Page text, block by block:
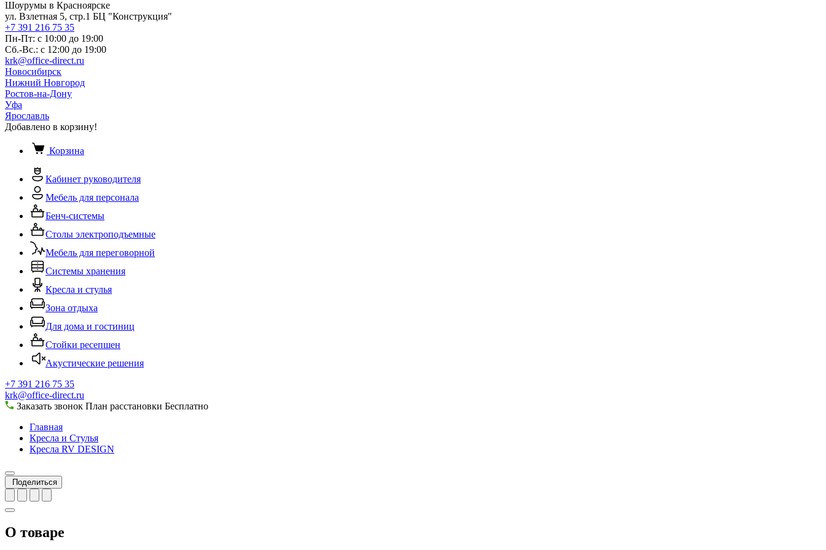
Шоурумы в Красноярске
ул. Взлетная 5, стр.1 БЦ "Конструкция"
+7 391 216 75 35
Пн-Пт: с 10:00 до 19:00
Сб.-Вс.: с 12:00 до 19:00
krk@office-direct.ru
Новосибирск
Нижний Новгород
Ростов-на-Дону
Уфа
Ярославль
Добавлено в корзину!
Корзина
Кабинет руководителя
Мебель для персонала
Бенч-системы
Столы электроподъемные
Мебель для переговорной
Системы хранения
Кресла и стулья
Зона отдыха
Для дома и гостиниц
Стойки ресепшен
Акустические решения
+7 391 216 75 35
krk@office-direct.ru
Заказать звонок План расстановки Бесплатно
Главная
Кресла и Стулья
Кресла RV DESIGN
Поделиться
О товаре